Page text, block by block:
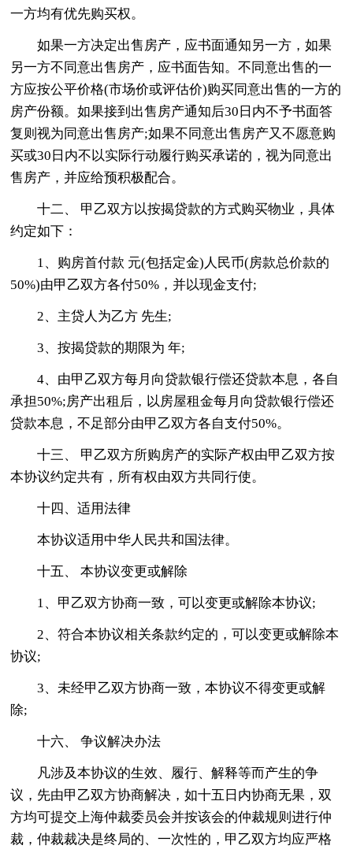
一方均有优先购买权。
如果一方决定出售房产，应书面通知另一方，如果
另一方不同意出售房产，应书面告知。不同意出售的一
方应按公平价格(市场价或评估价)购买同意出售的一方的
房产份额。如果接到出售房产通知后30日内不予书面答
复则视为同意出售房产;如果不同意出售房产又不愿意购
买或30日内不以实际行动履行购买承诺的，视为同意出
售房产，并应给预积极配合。
十二、 甲乙双方以按揭贷款的方式购买物业，具体
约定如下：
1、购房首付款 元(包括定金)人民币(房款总价款的
50%)由甲乙双方各付50%，并以现金支付;
2、主贷人为乙方 先生;
3、按揭贷款的期限为 年;
4、由甲乙双方每月向贷款银行偿还贷款本息，各自
承担50%;房产出租后，以房屋租金每月向贷款银行偿还
贷款本息，不足部分由甲乙双方各自支付50%。
十三、 甲乙双方所购房产的实际产权由甲乙双方按
本协议约定共有，所有权由双方共同行使。
十四、适用法律
本协议适用中华人民共和国法律。
十五、 本协议变更或解除
1、甲乙双方协商一致，可以变更或解除本协议;
2、符合本协议相关条款约定的，可以变更或解除本
协议;
3、未经甲乙双方协商一致，本协议不得变更或解
除;
十六、 争议解决办法
凡涉及本协议的生效、履行、解释等而产生的争
议，先由甲乙双方协商解决，如十五日内协商无果，双
方均可提交上海仲裁委员会并按该会的仲裁规则进行仲
裁，仲裁裁决是终局的、一次性的，甲乙双方均应严格